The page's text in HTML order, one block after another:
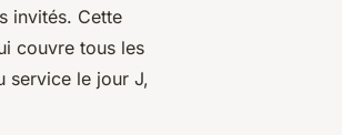
invités. Cette
couvre tous les
service le jour J,